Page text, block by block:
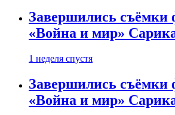
Завершились съёмки
«Война и мир»
1 неделя спустя
Завершились съёмки
«Война и мир»